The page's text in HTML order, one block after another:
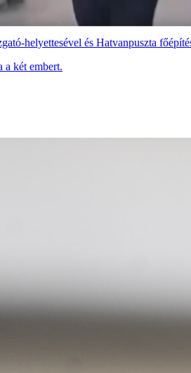
helyettesével és Hatvanpuszta
a két embert.